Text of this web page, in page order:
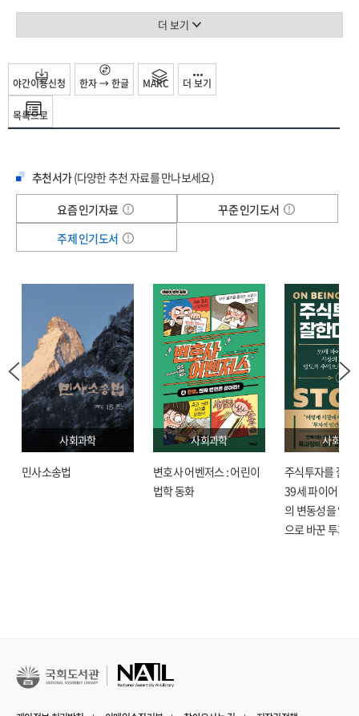
이르는 재산 피해가 발생했다. 저자는 흡사 분 단위로 재난영화를 촬영하듯 그날의
최근 전 세계에서 발생하는 대형 화재들과도 무관하지 않다는 사실이다. 갈수록 더
뜨겁고 불에 더 취약해진 이 세상에서 우리는 아무런 예고도 없이 불과 맞닥뜨려야
한다. 이 책은 인간에게 종말론적 대재앙과도 같은 화재를 통해 우리가 무엇을
어떻게 준비해야 하는지에 대한 경각심을 일깨워준다.
급변하는 불과 인류의 관계를 파헤친 기후 위기 보고서
불은 수십만 년 동안 인류 진화의 주된 동력이었으며, 문화와 문명의 발전을
이끌어왔다. 음식을 요리하고, 집을 따뜻하게 하며, 거대한 경제를 움직이는 기계에
우리가 과거 상상할 수 없었던 방식으로 그 파괴력이 분출될 것이다.
저자는 화석연료 산업에서도 가장 지저분한 전초기지라 할 수 있는 캐나다
포트맥머리의 오일샌드 채굴 산업을 배경으로, 단테가 쓴 ‘지옥’이 연상될 정도로
생생한 묘사를 통해 그 누구도 예상하지 못한 화재를 그려낸다. 뜨거운 열정이
느껴지는 저널리스트의 탐구는 우리를 단순히 화재 사건에만 머무르게 하지
않는다. 화재의 원인을 집요하게 추적하며 온실가스 방출과 건조화 현상 등을
과학적으로 분석하고, 동시에 제대로 규제되지 않는 자본주의와 북미 석유산업의
얽히고설킨 역사와 기후 과학의 탄생, 현대 산불이 초래한 전례 없는 황폐화, 그리고
이러한 재난으로 인해 영원히 돌이킬 수 없는 삶으로 우리를 안내한다.
인류의 성장 동력이자 동시에 오늘날 가장 위협적인 존재가 된 불이 기후 위기
시대에 우리에게 전하는 메시지는 매우 강력한데, 앞으로 우리의 새로운 일상이 될
끔찍한 세상을 미리 보여주는 예고편으로서 이 책만큼 시의적절한 호소는 없을
기후는 변하는데 인간이 변하지 않으면
더 보기
목록으로
야간이용신청 한자 → 한글 MARC 더 보기
추천서가(다양한 추천 자료를 만나보세요)
요즘 인기자료
꾸준 인기도서
주제 인기도서
사회과학
민사소송법
사회과학
변호사 어벤저스 : 어린이
법학 동화
사회과학
주식투자를 잘한
39세 파이어 육
의 변동성을 압
으로 바꾼 투자